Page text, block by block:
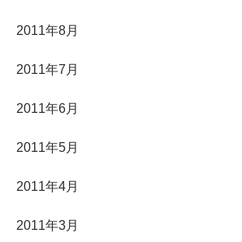
2011年8月
2011年7月
2011年6月
2011年5月
2011年4月
2011年3月